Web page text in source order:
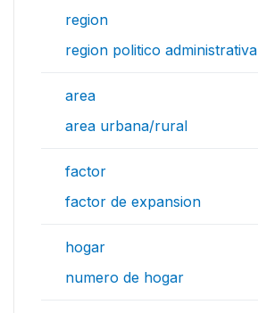
region
region politico administrativa
area
area urbana/rural
factor
factor de expansion
hogar
numero de hogar